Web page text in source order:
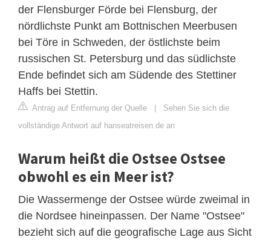
der Flensburger Förde bei Flensburg, der
nördlichste Punkt am Bottnischen Meerbusen
bei Töre in Schweden, der östlichste beim
russischen St. Petersburg und das südlichste
Ende befindet sich am Südende des Stettiner
Haffs bei Stettin.
Antrag auf Entfernung der Quelle | Sehen Sie sich die
vollständige Antwort auf hanseatreisen.de an
Warum heißt die Ostsee Ostsee
obwohl es ein Meer ist?
Die Wassermenge der Ostsee würde zweimal in
die Nordsee hineinpassen. Der Name "Ostsee"
bezieht sich auf die geografische Lage aus Sicht